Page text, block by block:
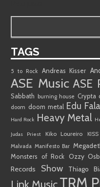
TAGS
5 to Rock Andreas Kisser
ASE Music ASE
Sabbath
burning house Crypta
doom doom metal Edu
Hard Rock Heavy Metal
Judas Priest Kiko Loureiro KISS
Malvada Manifesto Bar
Monsters of Rock Ozzy
Records
Show Thiago
TRM